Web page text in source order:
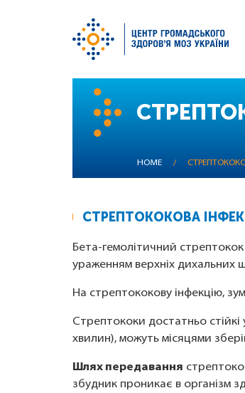
HOME /
СТРЕПТОКОКОВА
Бета-гемолітичний
ураженням верхніх дихальних
На стрептококову інфекцію,
Стрептококи достатньо
хвилин), можуть місяцями
Шлях передавання
збудник проникає в організм